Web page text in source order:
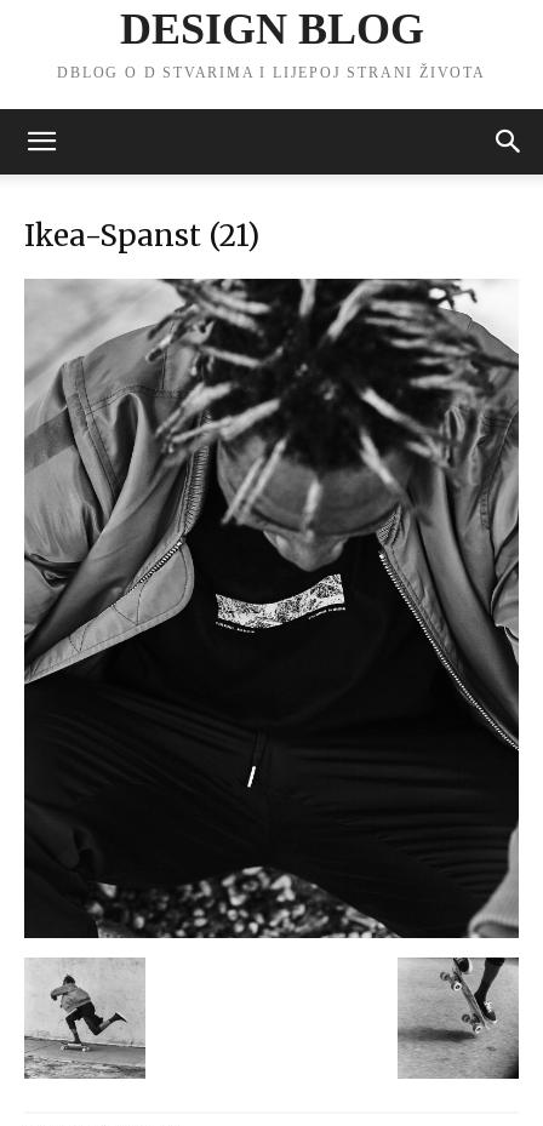
DESIGN BLOG
DBLOG O D STVARIMA I LIJEPOJ STRANI ŽIVOTA
Ikea-Spanst (21)